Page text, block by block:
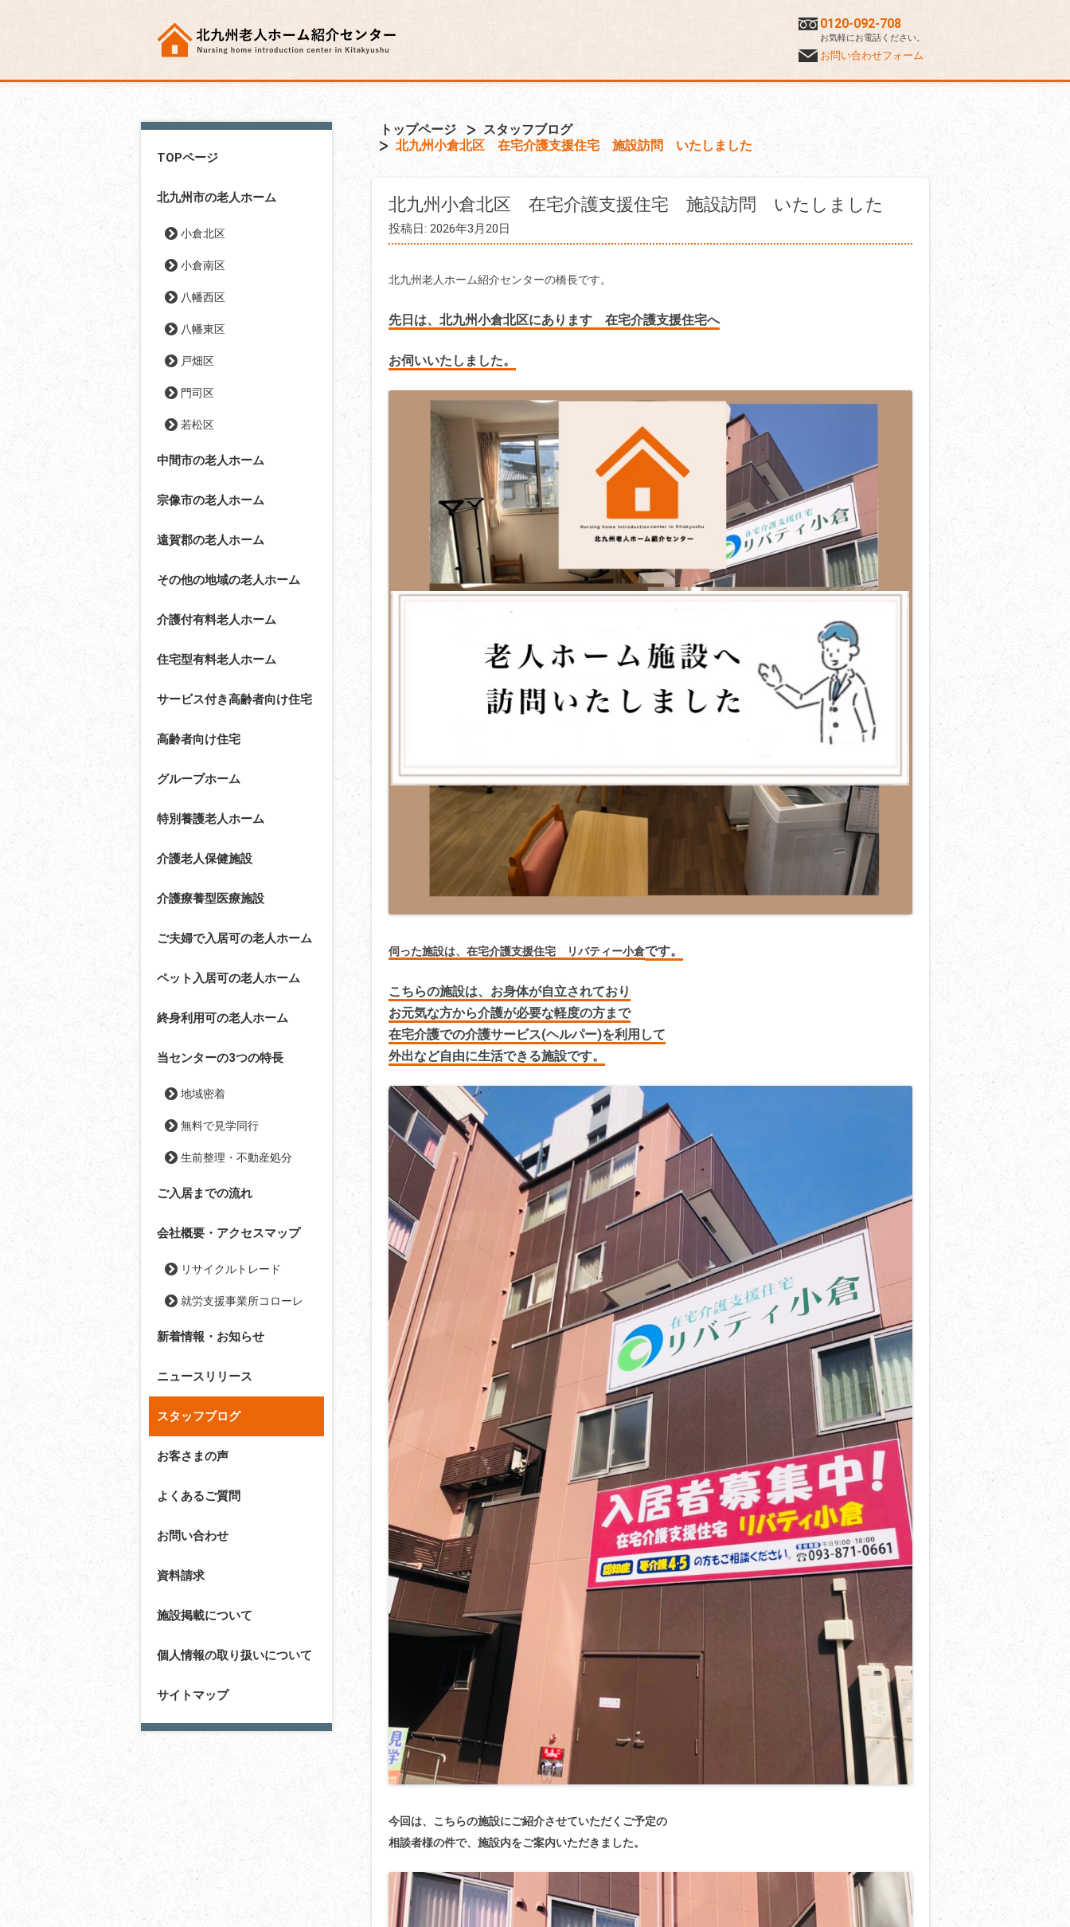
0120-092-708
お気軽にお電話ください。
お問い合わせフォーム
TOPページ
北九州市の老人ホーム
小倉北区
小倉南区
八幡西区
八幡東区
戸畑区
門司区
若松区
中間市の老人ホーム
宗像市の老人ホーム
遠賀郡の老人ホーム
その他の地域の老人ホーム
介護付有料老人ホーム
住宅型有料老人ホーム
サービス付き高齢者向け住宅
高齢者向け住宅
グループホーム
特別養護老人ホーム
介護老人保健施設
介護療養型医療施設
ご夫婦で入居可の老人ホーム
ペット入居可の老人ホーム
終身利用可の老人ホーム
当センターの3つの特長
地域密着
無料で見学同行
生前整理・不動産処分
ご入居までの流れ
会社概要・アクセスマップ
リサイクルトレード
就労支援事業所コローレ
新着情報・お知らせ
ニュースリリース
スタッフブログ
お客さまの声
よくあるご質問
お問い合わせ
資料請求
施設掲載について
個人情報の取り扱いについて
サイトマップ
トップページ
スタッフブログ
北九州小倉北区 在宅介護支援住宅 施設訪問 いたしました
北九州小倉北区 在宅介護支援住宅 施設訪問 いたしました
投稿日: 2026年3月20日
北九州老人ホーム紹介センターの橋長です。
先日は、北九州小倉北区にあります 在宅介護支援住宅へ
お伺いいたしました。
伺った施設は、在宅介護支援住宅 リバティー小倉です。
こちらの施設は、お身体が自立されており
お元気な方から介護が必要な軽度の方まで
在宅介護での介護サービス(ヘルパー)を利用して
外出など自由に生活できる施設です。
今回は、こちらの施設にご紹介させていただくご予定の
相談者様の件で、施設内をご案内いただきました。